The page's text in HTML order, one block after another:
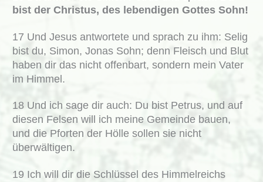
bist der Christus, des lebendigen Gottes Sohn!
17 Und Jesus antwortete und sprach zu ihm: Selig
bist du, Simon, Jonas Sohn; denn Fleisch und Blut
haben dir das nicht offenbart, sondern mein Vater
im Himmel.
18 Und ich sage dir auch: Du bist Petrus, und auf
diesen Felsen will ich meine Gemeinde bauen,
und die Pforten der Hölle sollen sie nicht
überwältigen.
19 Ich will dir die Schlüssel des Himmelreichs